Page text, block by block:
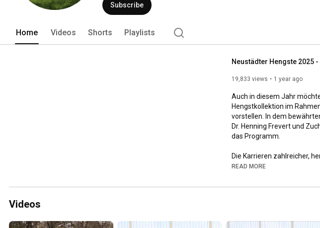
Subscribe
Home Videos Shorts Playlists
Neustädter Hengste 2025
19,833 views 1 year ago
Auch in diesem Jahr
Hengstkollektion im
vorstellen. In dem
Dr. Henning Frevert und
das Programm.
Die Karrieren zahlreicher,
Neustadt ihren Ursprung!
Mit seinem vermögenden
seine weitere Förderung
READ MORE
Videos